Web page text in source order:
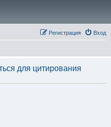
Вход
Регистрация
для цитирования